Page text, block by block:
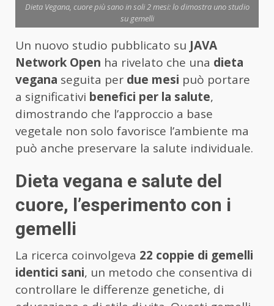
Dieta Vegana, cuore più sano in soli 2 mesi: lo dimostra uno studio
su gemelli
Un nuovo studio pubblicato su JAVA
Network Open ha rivelato che una dieta
vegana seguita per due mesi può portare
a significativi benefici per la salute,
dimostrando che l’approccio a base
vegetale non solo favorisce l’ambiente ma
può anche preservare la salute individuale.
Dieta vegana e salute del
cuore, l’esperimento con i
gemelli
La ricerca coinvolgeva 22 coppie di gemelli
identici sani, un metodo che consentiva di
controllare le differenze genetiche, di